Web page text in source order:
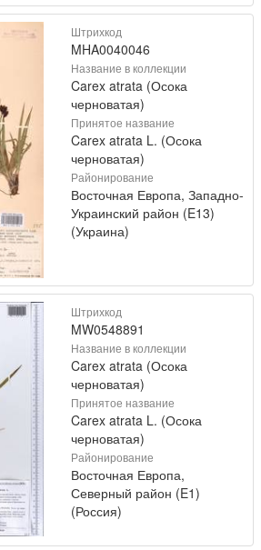
Штрихкод
MHA0040046
Название в коллекции
Carex atrata (Осока
черноватая)
Принятое название
Carex atrata L. (Осока
черноватая)
Районирование
Восточная Европа, Западно-
Украинский район (E13)
(Украина)
Штрихкод
MW0548891
Название в коллекции
Carex atrata (Осока
черноватая)
Принятое название
Carex atrata L. (Осока
черноватая)
Районирование
Восточная Европа,
Северный район (E1)
(Россия)